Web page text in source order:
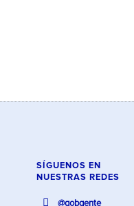
SÍGUENOS EN
NUESTRAS REDES
@gobgente